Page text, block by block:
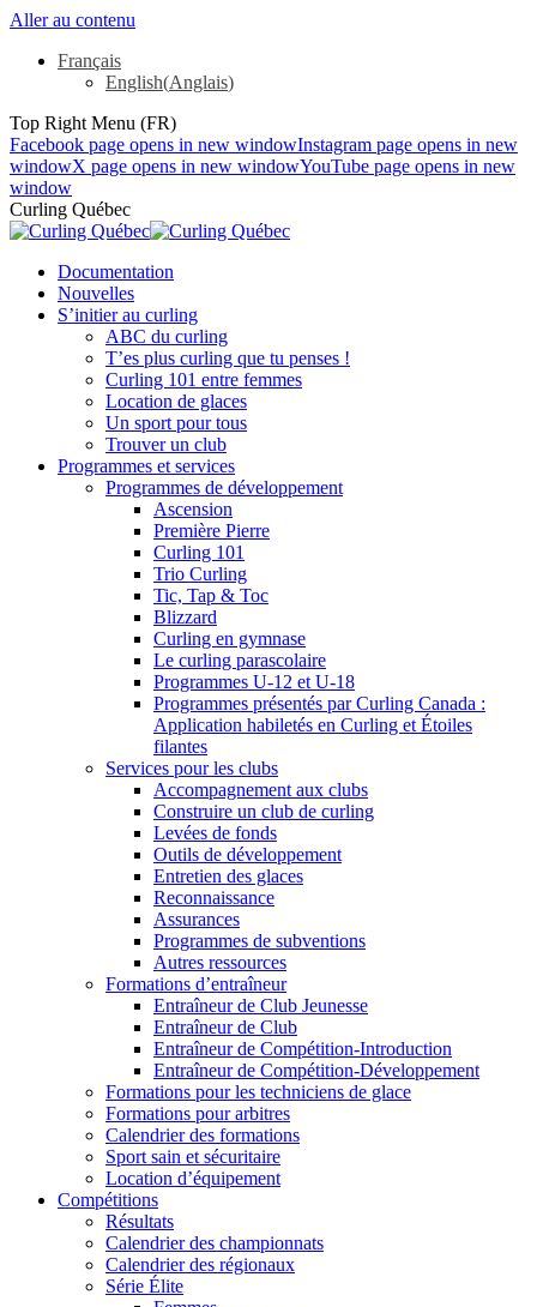
Aller au contenu
Français
English(Anglais)
Top Right Menu (FR)
Facebook page opens in new windowInstagram page opens in new
windowX page opens in new windowYouTube page opens in new
window
Curling Québec
Documentation
Nouvelles
S’initier au curling
ABC du curling
T’es plus curling que tu penses !
Curling 101 entre femmes
Location de glaces
Un sport pour tous
Trouver un club
Programmes et services
Programmes de développement
Ascension
Première Pierre
Curling 101
Trio Curling
Tic, Tap & Toc
Blizzard
Curling en gymnase
Le curling parascolaire
Programmes U-12 et U-18
Programmes présentés par Curling Canada :
Application habiletés en Curling et Étoiles
filantes
Services pour les clubs
Accompagnement aux clubs
Construire un club de curling
Levées de fonds
Outils de développement
Entretien des glaces
Reconnaissance
Assurances
Programmes de subventions
Autres ressources
Formations d’entraîneur
Entraîneur de Club Jeunesse
Entraîneur de Club
Entraîneur de Compétition-Introduction
Entraîneur de Compétition-Développement
Formations pour les techniciens de glace
Formations pour arbitres
Calendrier des formations
Sport sain et sécuritaire
Location d’équipement
Compétitions
Résultats
Calendrier des championnats
Calendrier des régionaux
Série Élite